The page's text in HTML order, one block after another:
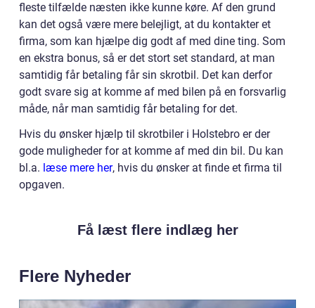
fleste tilfælde næsten ikke kunne køre. Af den grund
kan det også være mere belejligt, at du kontakter et
firma, som kan hjælpe dig godt af med dine ting. Som
en ekstra bonus, så er det stort set standard, at man
samtidig får betaling får sin skrotbil. Det kan derfor
godt svare sig at komme af med bilen på en forsvarlig
måde, når man samtidig får betaling for det.
Hvis du ønsker hjælp til skrotbiler i Holstebro er der
gode muligheder for at komme af med din bil. Du kan
bl.a. læse mere her, hvis du ønsker at finde et firma til
opgaven.
Få læst flere indlæg her
Flere Nyheder